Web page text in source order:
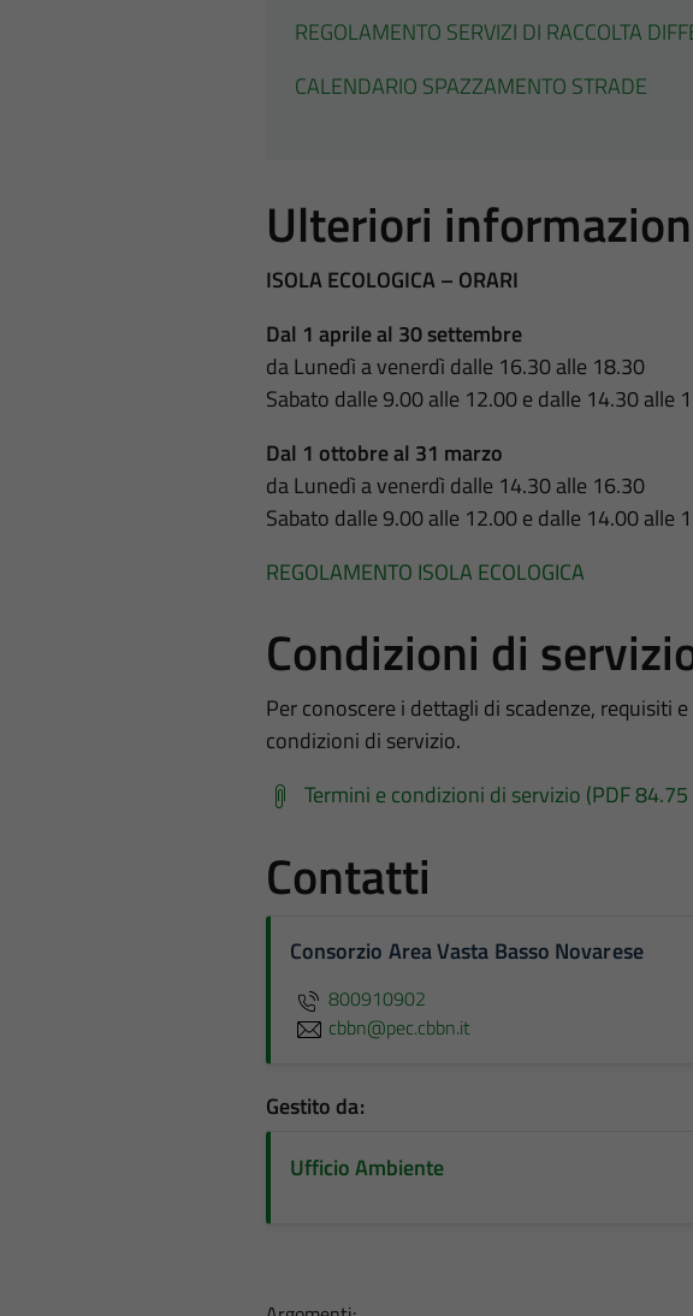
REGOLAMENTO SERVIZI DI RACCOLTA
CALENDARIO SPAZZAMENTO STRADE
Ulteriori
ISOLA ECOLOGICA – ORARI
Dal 1 aprile al 30 settembre
da Lunedì a venerdì dalle 16.30 alle 18.30
Sabato dalle 9.00 alle 12.00 e dalle 14.30 alle
Dal 1 ottobre al 31 marzo
da Lunedì a venerdì dalle 14.30 alle 16.30
Sabato dalle 9.00 alle 12.00 e dalle 14.00 alle
REGOLAMENTO ISOLA ECOLOGICA
Condizioni di
Per conoscere i dettagli di scadenze, requisiti
condizioni di servizio.
Termini e condizioni di servizio (PDF 84.75
Contatti
Consorzio Area Vasta Basso Novarese
800910902
cbbn@pec.cbbn.it
Gestito da:
Ufficio Ambiente